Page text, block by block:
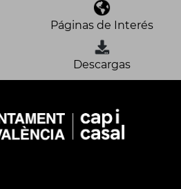
Páginas de Interés
Descargas